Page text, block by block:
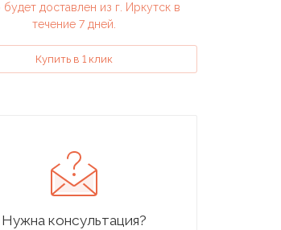
будет доставлен из г. Иркутск в
течение 7 дней.
Купить в 1 клик
Нужна консультация?